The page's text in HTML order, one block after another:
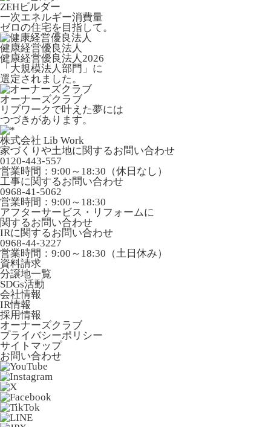
ZEHビルダー
一次エネルギー消費量
ゼロの住宅を目指して。
健康経営優良法人
健康経営優良法人2026
「大規模法人部門」に
選定されました。
オーナーズクラブ
リブワークで叶えた夢には
つづきがあります。
株式会社 Lib Work
家づくりや土地に関するお問い合わせ
0120-443-557
営業時間：9:00～18:30（休日なし）
工事に関するお問い合わせ
0968-41-5062
営業時間：9:00～18:30
アフターサービス・リフォームに
関するお問い合わせ
IRに関するお問い合わせ
0968-44-3227
営業時間：9:00～18:30（土日休み）
資料請求
分譲地一覧
SDGs活動
会社情報
IR情報
採用情報
オーナーズクラブ
プライバシーポリシー
サイトマップ
お問い合わせ